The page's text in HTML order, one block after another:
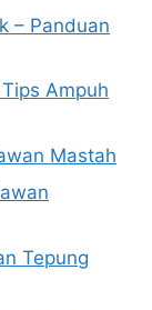
– Panduan
Ampuh
Mastah
Tepung